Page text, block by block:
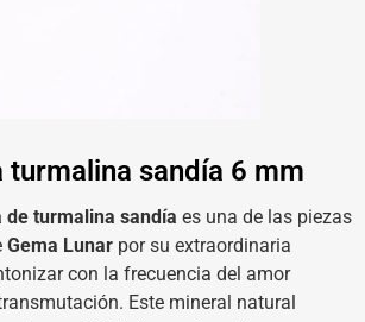
turmalina sandía 6 mm
de turmalina sandía es una de las piezas
Gema Lunar por su extraordinaria
con la frecuencia del amor
Este mineral natural